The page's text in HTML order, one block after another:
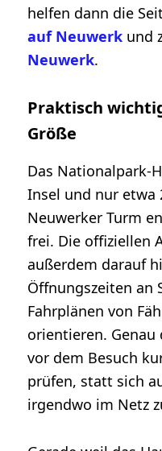
helfen dann die
auf Neuwerk und
Neuwerk.
Praktisch
Größe
Das Nationalpark-
Insel und nur etwa
Neuwerker Turm
frei. Die offiziellen
außerdem darauf
Öffnungszeiten an
Fahrplänen von
orientieren.
vor dem Besuch
prüfen, statt sich
irgendwo im Netz